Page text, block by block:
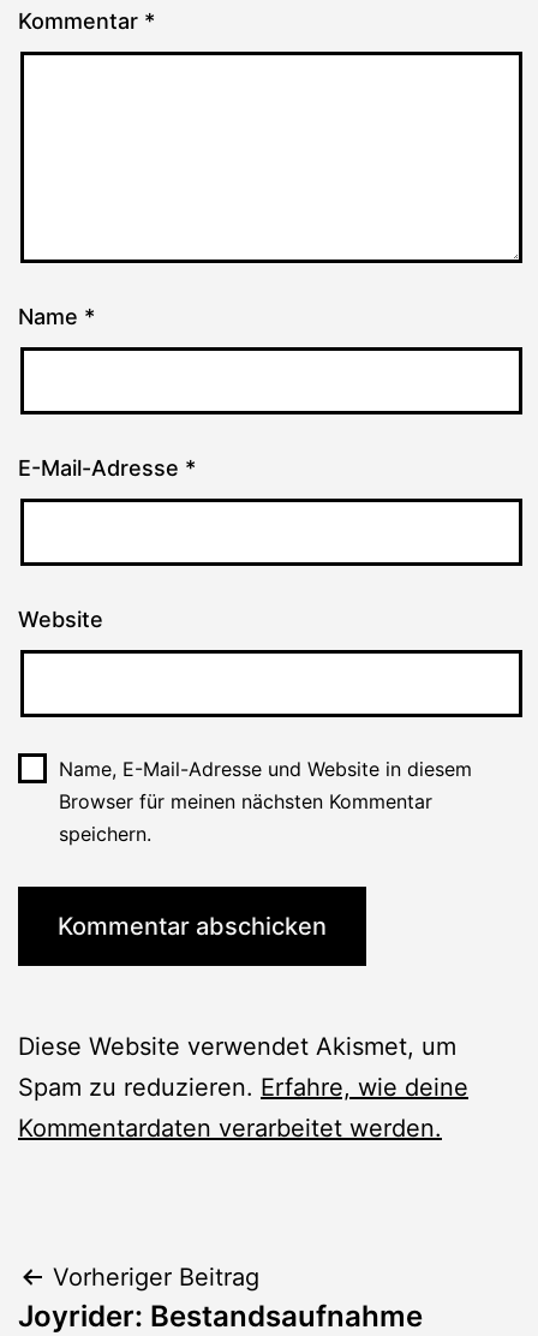
Kommentar *
Name *
E-Mail-Adresse *
Website
Name, E-Mail-Adresse und Website in diesem
Browser für meinen nächsten Kommentar
speichern.
Diese Website verwendet Akismet, um
Spam zu reduzieren. Erfahre, wie deine
Kommentardaten verarbeitet werden.
Beitragsnavigation
Vorheriger Beitrag
Joyrider: Bestandsaufnahme